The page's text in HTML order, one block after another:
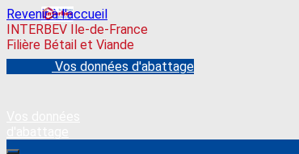
Revenir à l'accueil
INTERBEV Ile-de-France
Filière Bétail et Viande
Vos données d'abattage